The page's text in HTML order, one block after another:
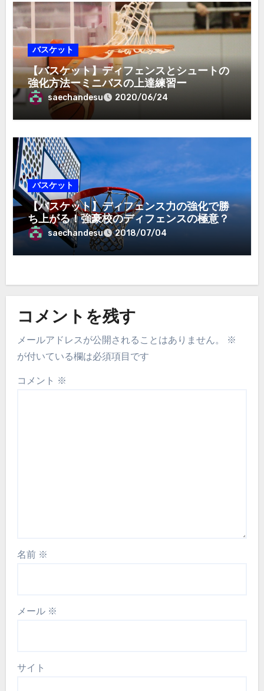
バスケット
【バスケット】ディフェンスとシュートの
強化方法ーミニバスの上達練習ー
saechandesu 2020/06/24
バスケット
【バスケット】ディフェンス力の強化で勝
ち上がる！強豪校のディフェンスの極意？
saechandesu 2018/07/04
コメントを残す
メールアドレスが公開されることはありません。
※
が付いている欄は必須項目です
コメント ※
名前 ※
メール ※
サイト